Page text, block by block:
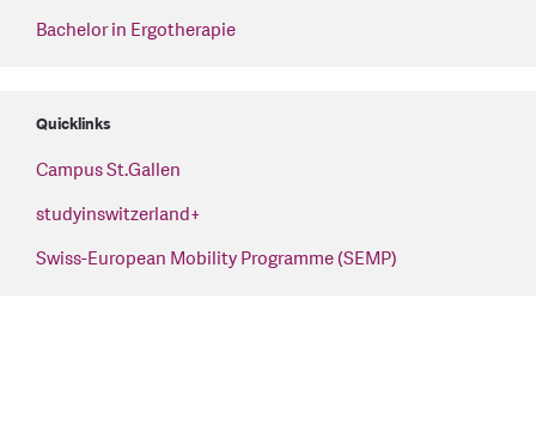
Bachelor in Ergotherapie
Quicklinks
Campus St.Gallen
studyinswitzerland+
Swiss-European Mobility Programme (SEMP)